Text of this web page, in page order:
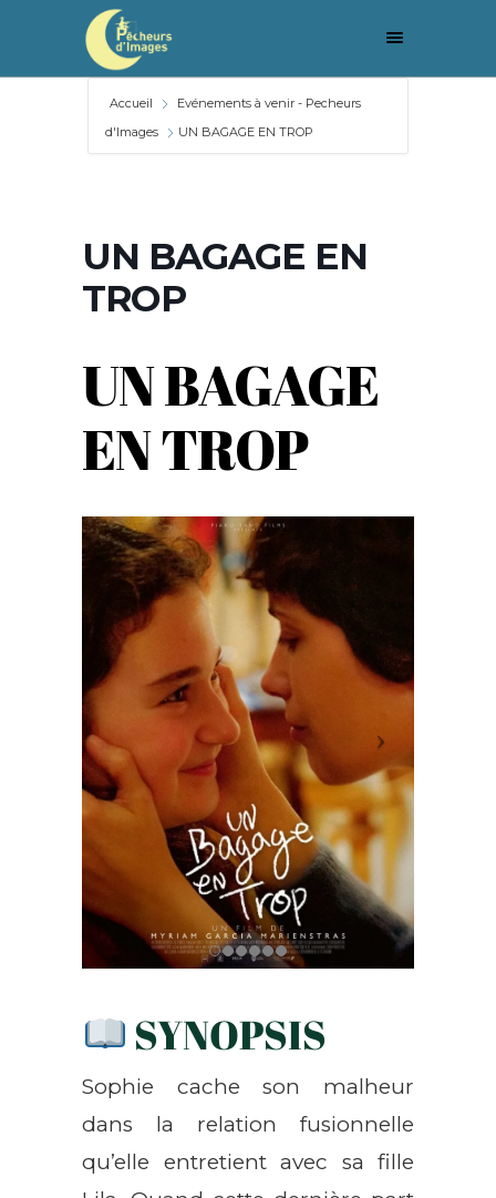
Accueil
Evénements à venir - Pecheurs
d'Images
UN BAGAGE EN TROP
UN BAGAGE EN
TROP
UN BAGAGE
EN TROP
SYNOPSIS
Sophie cache son malheur
dans la relation fusionnelle
qu’elle entretient avec sa fille